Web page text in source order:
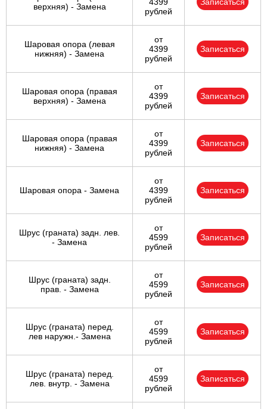
верхняя) - Замена
4399
рублей
Записаться
Шаровая опора (левая
нижняя) - Замена
от
4399
рублей
Записаться
Шаровая опора (правая
верхняя) - Замена
от
4399
рублей
Записаться
Шаровая опора (правая
нижняя) - Замена
от
4399
рублей
Записаться
Шаровая опора - Замена
от
4399
рублей
Записаться
Шрус (граната) задн. лев.
- Замена
от
4599
рублей
Записаться
Шрус (граната) задн.
прав. - Замена
от
4599
рублей
Записаться
Шрус (граната) перед.
лев наружн.- Замена
от
4599
рублей
Записаться
Шрус (граната) перед.
лев. внутр. - Замена
от
4599
рублей
Записаться